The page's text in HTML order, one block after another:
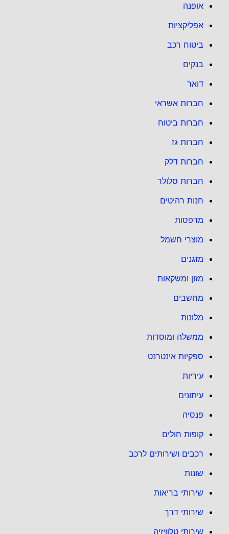
אופנה
אפליקציות
ביטוח רכב
בנקים
דואר
חברות אשראי
חברות ביטוח
חברות גז
חברות דלק
חברות סלולר
חנות רהיטים
מדפסות
מוצרי חשמל
מזגנים
מזון ומשקאות
מחשבים
מלונות
ממשלה ומוסדות
ספקיות אינטרנט
עיריות
עיתונים
פנסיה
קופות חולים
רכבים ושירותים לרכב
שונות
שירותי בריאות
שירותי דרך
שירותי טלוויזיה